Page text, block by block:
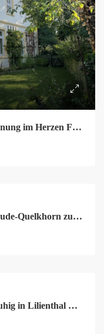
Wunderschöne Obergeschoss-Wohnung im Herzen Fischerhudes zu vermieten!
Obergeschosswohnung in Fischerhude-Quelkhorn zu vermieten!
3-Zimmer-Wohnung zentral und ruhig in Lilienthal mit Balkon zu vermieten!